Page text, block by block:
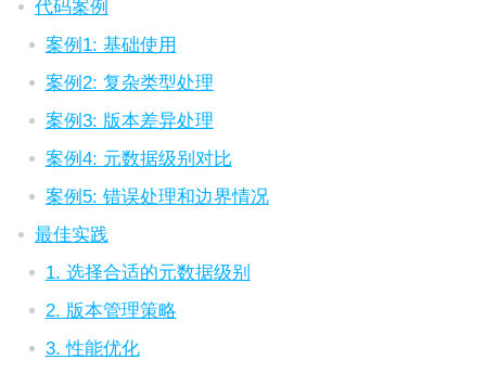
代码案例
案例1: 基础使用
案例2: 复杂类型处理
案例3: 版本差异处理
案例4: 元数据级别对比
案例5: 错误处理和边界情况
最佳实践
1. 选择合适的元数据级别
2. 版本管理策略
3. 性能优化